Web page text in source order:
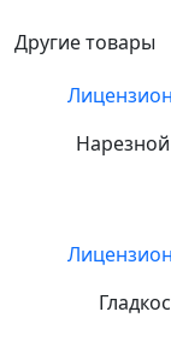
Другие товары